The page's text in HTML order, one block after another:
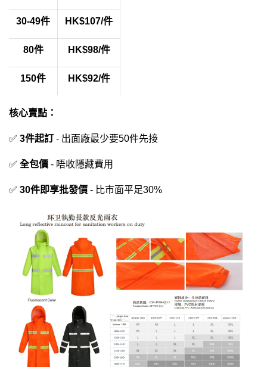
30-49件 HK$107/件
80件 HK$98/件
150件 HK$92/件
核心賣點：​
✅ ​ ​3件起訂​ ​ - 出面廠最少要50件先接
✅ ​ ​全包價​ ​ - 唔收隱藏費用
✅ ​ ​30件即享批發價​ ​ - 比市面平足30%